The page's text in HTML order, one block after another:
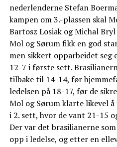
nederlenderne Stefan
kampen om 3.-plassen skal
Bartosz Losiak og Michal
Mol og Sørum fikk en god
men sikkert opparbeidet seg
12-7 i første sett.
tilbake til 14-14, før
ledelsen på 18-17, før de
Mol og Sørum klarte likevel
i 2. sett, hvor de vant 21-15
Der var det brasilianerne
opp i ledelse, og etter en